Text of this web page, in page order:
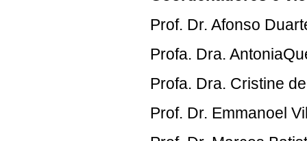
Prof. Dr. Afonso
Profa. Dra.
Profa. Dra. Cristine
Prof. Dr. Emmanoel